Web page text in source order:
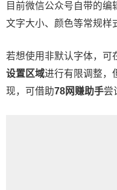
目前微信公众号自带的
文字大小、颜色等常规样
若想使用非默认字体，可
设置区域进行有限调整，
现，可借助78网赚助手尝